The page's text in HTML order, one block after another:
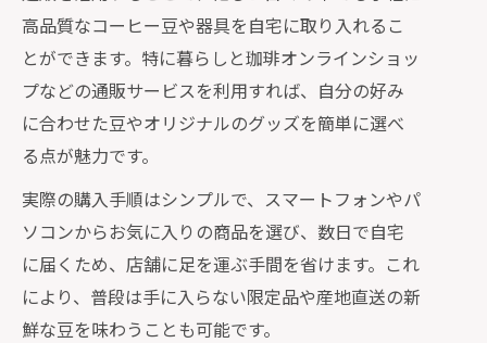
高品質なコーヒー豆や器具を自宅に取り入れるこ
とができます。特に暮らしと珈琲オンラインショッ
プなどの通販サービスを利用すれば、自分の好み
に合わせた豆やオリジナルのグッズを簡単に選べ
る点が魅力です。
実際の購入手順はシンプルで、スマートフォンやパ
ソコンからお気に入りの商品を選び、数日で自宅
に届くため、店舗に足を運ぶ手間を省けます。これ
により、普段は手に入らない限定品や産地直送の新
鮮な豆を味わうことも可能です。